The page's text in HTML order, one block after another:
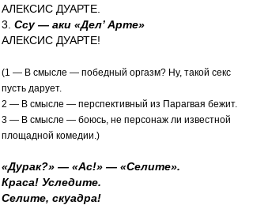
АЛЕКСИС ДУАРТЕ.
3. Ссу — аки «Дел’ Арте»
АЛЕКСИС ДУАРТЕ!
(1 — В смысле — победный оргазм? Ну, такой секс
пусть дарует.
2 — В смысле — перспективный из Парагвая бежит.
3 — В смысле — боюсь, не персонаж ли известной
площадной комедии.)
«Дурак?» — «Ас!» — «Селите».
Краса! Уследите.
Селите, скуадра!